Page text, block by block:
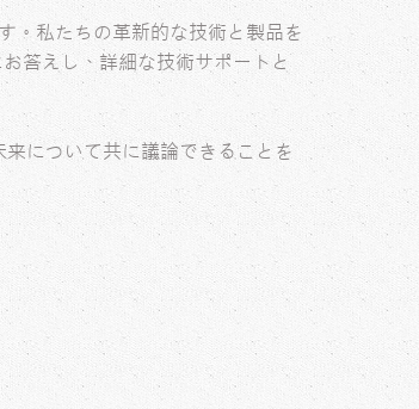
。私たちの革新的な技術と製品を
答えし、詳細な技術サポートと
について共に議論できることを